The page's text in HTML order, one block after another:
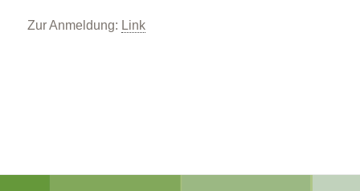
Zur Anmeldung: Link